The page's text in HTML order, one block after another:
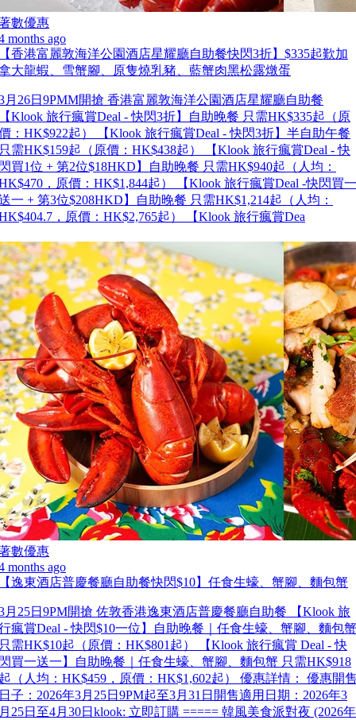
數優惠
months ago
香港富麗敦海洋公園酒店星耀廳自助餐快閃3折】$335起歎加
大龍蝦、雪蟹腳、原隻燒乳豬、藍蟹肉黑松露燉蛋
月26日9PMM開搶 香港富麗敦海洋公園酒店星耀廳自助餐
Klook 旅行瘋賞Deal - 快閃3折】自助晚餐 只需HK$335起（原
：HK$922起） 【Klook 旅行瘋賞Deal - 快閃3折】半自助午餐
需HK$159起（原價：HK$438起） 【Klook 旅行瘋賞Deal - 快
買1位 + 第2位$18HKD】自助晚餐 只需HK$940起（人均：
，原價：HK$1,844起） 【Klook 旅行瘋賞Deal -快閃買一
一 + 第3位$208HKD】自助晚餐 只需HK$1,214起（人均：
，原價：HK$2,765起） 【Klook 旅行瘋賞Dea
數優惠
months ago
逸東酒店普慶餐廳自助餐快閃$10】任食生蠔、蟹腳、麵包蟹
月25日9PM開搶 佐敦香港逸東酒店普慶餐廳自助餐 【Klook 旅
瘋賞Deal - 快閃$10一位】自助晚餐｜任食生蠔、蟹腳、麵包蟹
需HK$10起（原價：HK$801起） 【Klook 旅行瘋賞 Deal - 快
買一送一】自助晚餐｜任食生蠔、蟹腳、麵包蟹 只需HK$918
（人均：HK$459，原價：HK$1,602起） 優惠詳情： 優惠開
子：2026年3月25日9PM起至3月31日開售適用日期：2026年3
25日至4月30日klook: 立即訂購 ===== 韓風美食派對夜 (2026年